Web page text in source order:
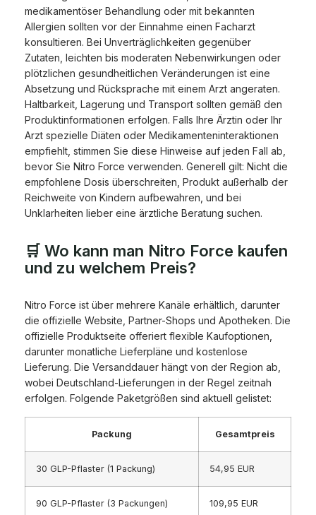
medikamentöser Behandlung oder mit bekannten
Allergien sollten vor der Einnahme einen Facharzt
konsultieren. Bei Unverträglichkeiten gegenüber
Zutaten, leichten bis moderaten Nebenwirkungen oder
plötzlichen gesundheitlichen Veränderungen ist eine
Absetzung und Rücksprache mit einem Arzt angeraten.
Haltbarkeit, Lagerung und Transport sollten gemäß den
Produktinformationen erfolgen. Falls Ihre Ärztin oder Ihr
Arzt spezielle Diäten oder Medikamenteninteraktionen
empfiehlt, stimmen Sie diese Hinweise auf jeden Fall ab,
bevor Sie Nitro Force verwenden. Generell gilt: Nicht die
empfohlene Dosis überschreiten, Produkt außerhalb der
Reichweite von Kindern aufbewahren, und bei
Unklarheiten lieber eine ärztliche Beratung suchen.
🛒 Wo kann man Nitro Force kaufen
und zu welchem Preis?
Nitro Force ist über mehrere Kanäle erhältlich, darunter
die offizielle Website, Partner-Shops und Apotheken. Die
offizielle Produktseite offeriert flexible Kaufoptionen,
darunter monatliche Lieferpläne und kostenlose
Lieferung. Die Versanddauer hängt von der Region ab,
wobei Deutschland-Lieferungen in der Regel zeitnah
erfolgen. Folgende Paketgrößen sind aktuell gelistet:
Packung Gesamtpreis
30 GLP-Pflaster (1 Packung) 54,95 EUR
90 GLP-Pflaster (3 Packungen) 109,95 EUR